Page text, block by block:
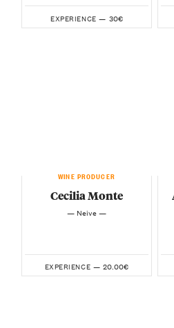
EXPERIENCE — 30€
WINE PRODUCER
Cecilia Monte
— Neive —
EXPERIENCE — 20.00€